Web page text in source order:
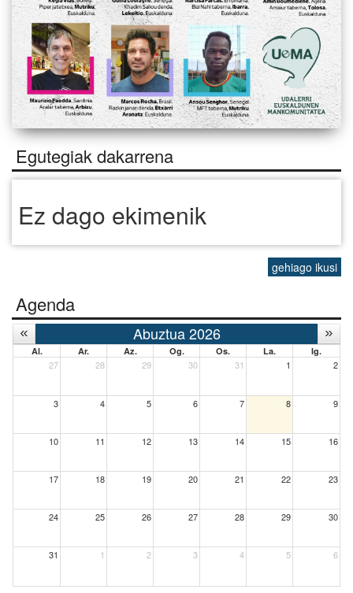
Egutegiak dakarrena
Ez dago ekimenik
gehiago ikusi
Agenda
Abuztua 2026
Al. Ar. Az. Og. Os. La. Ig.
27 28 29 30 31 1 2
3 4 5 6 7 8 9
10 11 12 13 14 15 16
17 18 19 20 21 22 23
24 25 26 27 28 29 30
31 1 2 3 4 5 6